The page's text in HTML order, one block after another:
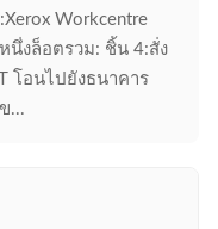
Workcentre
นึ่งล็อตรวม: ชิ้น 4:สั่ง
โอนไปยังธนาคาร
...